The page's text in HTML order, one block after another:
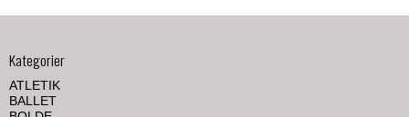
Kategorier
ATLETIK
BALLET